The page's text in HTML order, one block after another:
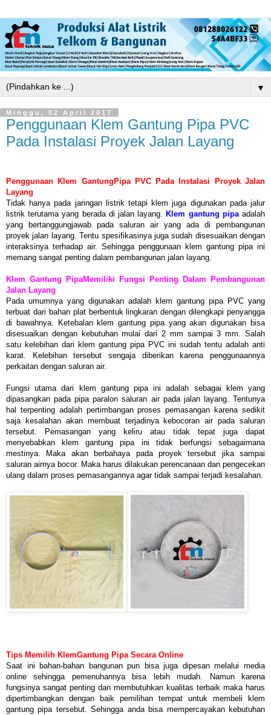
▼
Minggu, 02 April 2017
Penggunaan Klem Gantung Pipa PVC
Pada Instalasi Proyek Jalan Layang
Penggunaan Klem GantungPipa PVC Pada Instalasi Proyek Jalan
Layang
Tidak hanya pada jaringan listrik tetapi klem juga digunakan pada jalur
listrik terutama yang berada di jalan layang. Klem gantung pipaadalah
yang bertanggungjawab pada saluran air yang ada di pembangunan
proyek jalan layang. Tentu spesifikasinya juga sudah disesuaikan dengan
interaksinya terhadap air. Sehingga penggunaan klem gantung pipa ini
memang sangat penting dalam pembangunan jalan layang.
Klem Gantung PipaMemiliki Fungsi Penting Dalam Pembangunan
Jalan Layang
Pada umumnya yang digunakan adalah klem gantung pipa PVC yang
terbuat dari bahan plat berbentuk lingkaran dengan dilengkapi penyangga
di bawahnya. Ketebalan klem gantung pipa yang akan digunakan bisa
disesuaikan dengan kebutuhan mulai dari 2 mm sampai 3 mm. Salah
satu kelebihan dari klem gantung pipa PVC ini sudah tentu adalah anti
karat. Kelebihan tersebut sengaja diberikan karena penggunaannya
perkaitan dengan saluran air.
Fungsi utama dari klem gantung pipa ini adalah sebagai klem yang
dipasangkan pada pipa paralon saluran air pada jalan layang. Tentunya
hal terpenting adalah pertimbangan proses pemasangan karena sedikit
saja kesalahan akan membuat terjadinya kebocoran air pada saluran
tersebut. Pemasangan yang keliru atau tidak tepat juga dapat
menyebabkan klem gantung pipa ini tidak berfungsi sebagaimana
mestinya. Maka akan berbahaya pada proyek tersebut jika sampai
saluran airnya bocor. Maka harus dilakukan perencanaan dan pengecekan
ulang dalam proses pemasangannya agar tidak sampai terjadi kesalahan.
Tips Memilih KlemGantung Pipa Secara Online
Saat ini bahan-bahan bangunan pun bisa juga dipesan melalui media
online sehingga pemenuhannya bisa lebih mudah. Namun karena
fungsinya sangat penting dan membutuhkan kualitas terbaik maka harus
dipertimbangkan dengan baik pemilihan tempat untuk membeli klem
gantung pipa tersebut. Sehingga anda bisa mempercayakan kebutuhan